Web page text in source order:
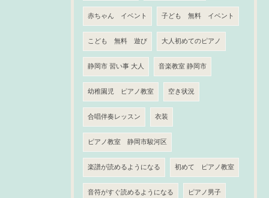
赤ちゃん イベント 子ども 無料 イベント
こども 無料 遊び 大人初めてのピアノ
静岡市 習い事 大人 音楽教室 静岡市
幼稚園児 ピアノ教室 空き状況
合唱伴奏レッスン 衣装
ピアノ教室 静岡市駿河区
楽譜が読めるようになる 初めて ピアノ教室
音符がすぐ読めるようになる ピアノ男子